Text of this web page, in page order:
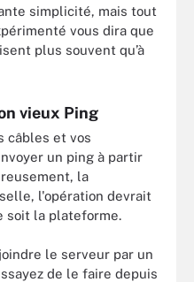
simplicité, mais tout
vous dira que
plus souvent qu’à
vieux Ping
câbles et vos
un ping à partir
la
l'opération devrait
soit la plateforme.
le serveur par un
de le faire depuis